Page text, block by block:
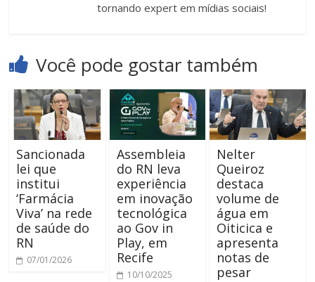
tornando expert em mídias sociais!
Você pode gostar também
Sancionada
lei que
institui
‘Farmácia
Viva’ na rede
de saúde do
RN
07/01/2026
Assembleia
do RN leva
experiência
em inovação
tecnológica
ao Gov in
Play, em
Recife
10/10/2025
Nelter
Queiroz
destaca
volume de
água em
Oiticica e
apresenta
notas de
pesar